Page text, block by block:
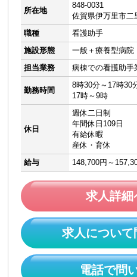
所在地
848-0031
佐賀県伊万里市二
職種
看護助手
施設形態
一般＋療養型病院
担当業務
病棟での看護助手
勤務時間
8時30分～17時30
17時～9時
休日
週休二日制
年間休日109日
有給休暇
産休・育休
給与
148,700円～
求人詳細
求人について
電話で問